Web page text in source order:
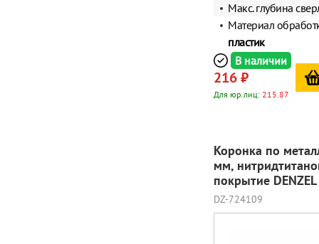
Макс. глубина
Материал
пластик
В наличии
216 ₽
Для юр.лиц: 215.87
Коронка по
мм,
покрытие
DZ-724109